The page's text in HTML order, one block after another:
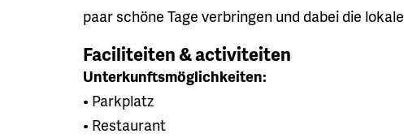
paar schöne Tage verbringen und dabei die
Faciliteiten & activiteiten
Unterkunftsmöglichkeiten:
• Parkplatz
• Restaurant